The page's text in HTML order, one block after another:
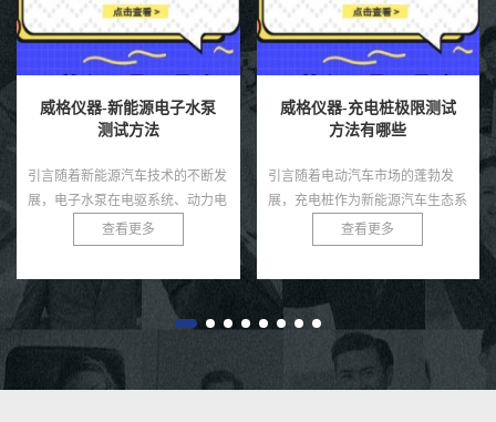
威格仪器-新能源电子水泵
测试方法
引言随着新能源汽车技术的不断发
展，电子水泵在电驱系统、动力电
池、热管理模块等环节中起着至关
重要的冷却作用。相比传统机械水
查看更多
威格仪器-充电桩极限测试
方法有哪些
引言随着电动汽车市场的蓬勃发
展，充电桩作为新能源汽车生态系
统的核心基础设施，其性能和可靠
性直接影响用户体验和电网安全。
低...
查看更多